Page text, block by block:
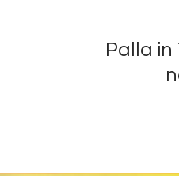
Palla